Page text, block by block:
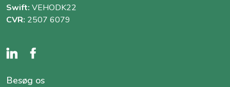
Swift: VEHODK22
CVR: 2507 6079
Besøg os